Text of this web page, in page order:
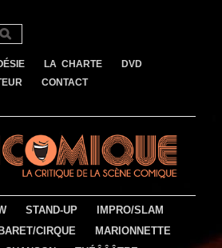
LA CHARTE
DVD
CONTACT
STAND-UP
IMPRO/SLAM
CIRQUE
MARIONNETTE